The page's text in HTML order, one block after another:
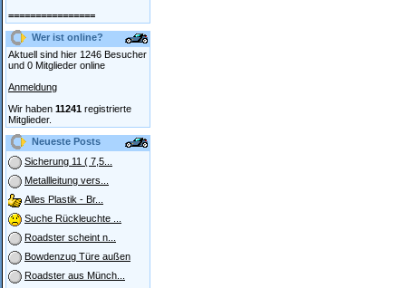
================
Wer ist online?
Aktuell sind hier 1246 Besucher
und 0 Mitglieder online
Anmeldung
Wir haben 11241 registrierte
Mitglieder.
Neueste Posts
Sicherung 11 ( 7,5...
Metallleitung vers...
Alles Plastik - Br...
Suche Rückleuchte ...
Roadster scheint n...
Bowdenzug Türe außen
Roadster aus Münch...